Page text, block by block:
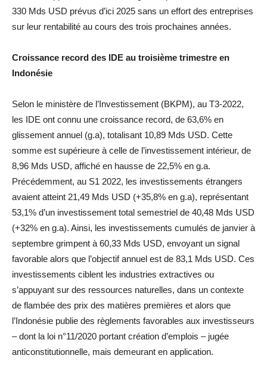
330 Mds USD prévus d’ici 2025 sans un effort des entreprises
sur leur rentabilité au cours des trois prochaines années.
Croissance record des IDE au troisième trimestre en
Indonésie
Selon le ministère de l’Investissement (BKPM), au T3-2022,
les IDE ont connu une croissance record, de 63,6% en
glissement annuel (g.a), totalisant 10,89 Mds USD. Cette
somme est supérieure à celle de l’investissement intérieur, de
8,96 Mds USD, affiché en hausse de 22,5% en g.a.
Précédemment, au S1 2022, les investissements étrangers
avaient atteint 21,49 Mds USD (+35,8% en g.a), représentant
53,1% d’un investissement total semestriel de 40,48 Mds USD
(+32% en g.a). Ainsi, les investissements cumulés de janvier à
septembre grimpent à 60,33 Mds USD, envoyant un signal
favorable alors que l’objectif annuel est de 83,1 Mds USD. Ces
investissements ciblent les industries extractives ou
s’appuyant sur des ressources naturelles, dans un contexte
de flambée des prix des matières premières et alors que
l’Indonésie publie des règlements favorables aux investisseurs
– dont la loi n°11/2020 portant création d’emplois – jugée
anticonstitutionnelle, mais demeurant en application.